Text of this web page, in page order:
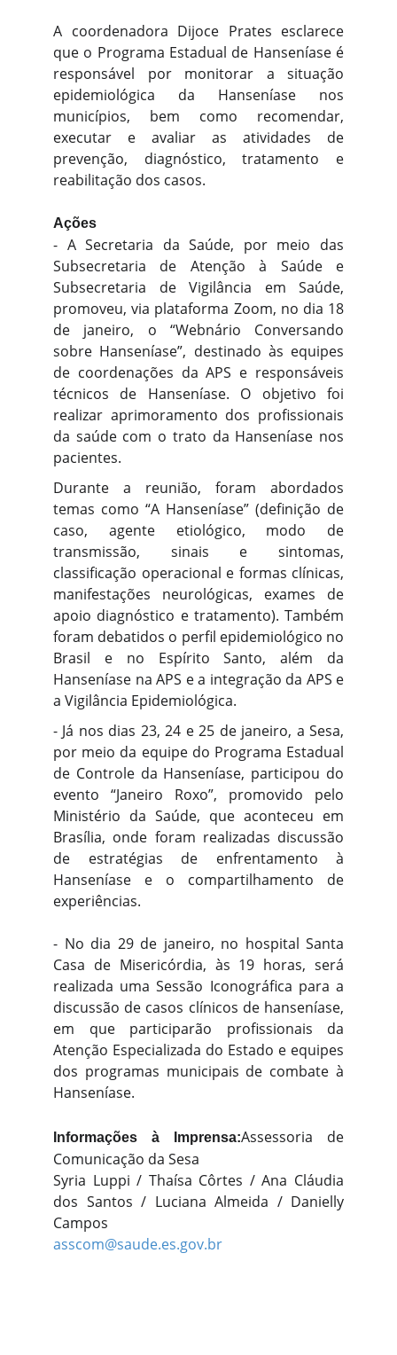
A coordenadora Dijoce Prates esclarece
que o Programa Estadual de Hanseníase é
responsável por monitorar a situação
epidemiológica da Hanseníase nos
municípios, bem como recomendar,
executar e avaliar as atividades de
prevenção, diagnóstico, tratamento e
reabilitação dos casos.
Ações
- A Secretaria da Saúde, por meio das
Subsecretaria de Atenção à Saúde e
Subsecretaria de Vigilância em Saúde,
promoveu, via plataforma Zoom, no dia 18
de janeiro, o “Webnário Conversando
sobre Hanseníase”, destinado às equipes
de coordenações da APS e responsáveis
técnicos de Hanseníase. O objetivo foi
realizar aprimoramento dos profissionais
da saúde com o trato da Hanseníase nos
pacientes.
Durante a reunião, foram abordados
temas como “A Hanseníase” (definição de
caso, agente etiológico, modo de
transmissão, sinais e sintomas,
classificação operacional e formas clínicas,
manifestações neurológicas, exames de
apoio diagnóstico e tratamento). Também
foram debatidos o perfil epidemiológico no
Brasil e no Espírito Santo, além da
Hanseníase na APS e a integração da APS e
a Vigilância Epidemiológica.
- Já nos dias 23, 24 e 25 de janeiro, a Sesa,
por meio da equipe do Programa Estadual
de Controle da Hanseníase, participou do
evento “Janeiro Roxo”, promovido pelo
Ministério da Saúde, que aconteceu em
Brasília, onde foram realizadas discussão
de estratégias de enfrentamento à
Hanseníase e o compartilhamento de
experiências.
- No dia 29 de janeiro, no hospital Santa
Casa de Misericórdia, às 19 horas, será
realizada uma Sessão Iconográfica para a
discussão de casos clínicos de hanseníase,
em que participarão profissionais da
Atenção Especializada do Estado e equipes
dos programas municipais de combate à
Hanseníase.
Informações à Imprensa:Assessoria de
Comunicação da Sesa
Syria Luppi / Thaísa Côrtes / Ana Cláudia
dos Santos / Luciana Almeida / Danielly
Campos
asscom@saude.es.gov.br